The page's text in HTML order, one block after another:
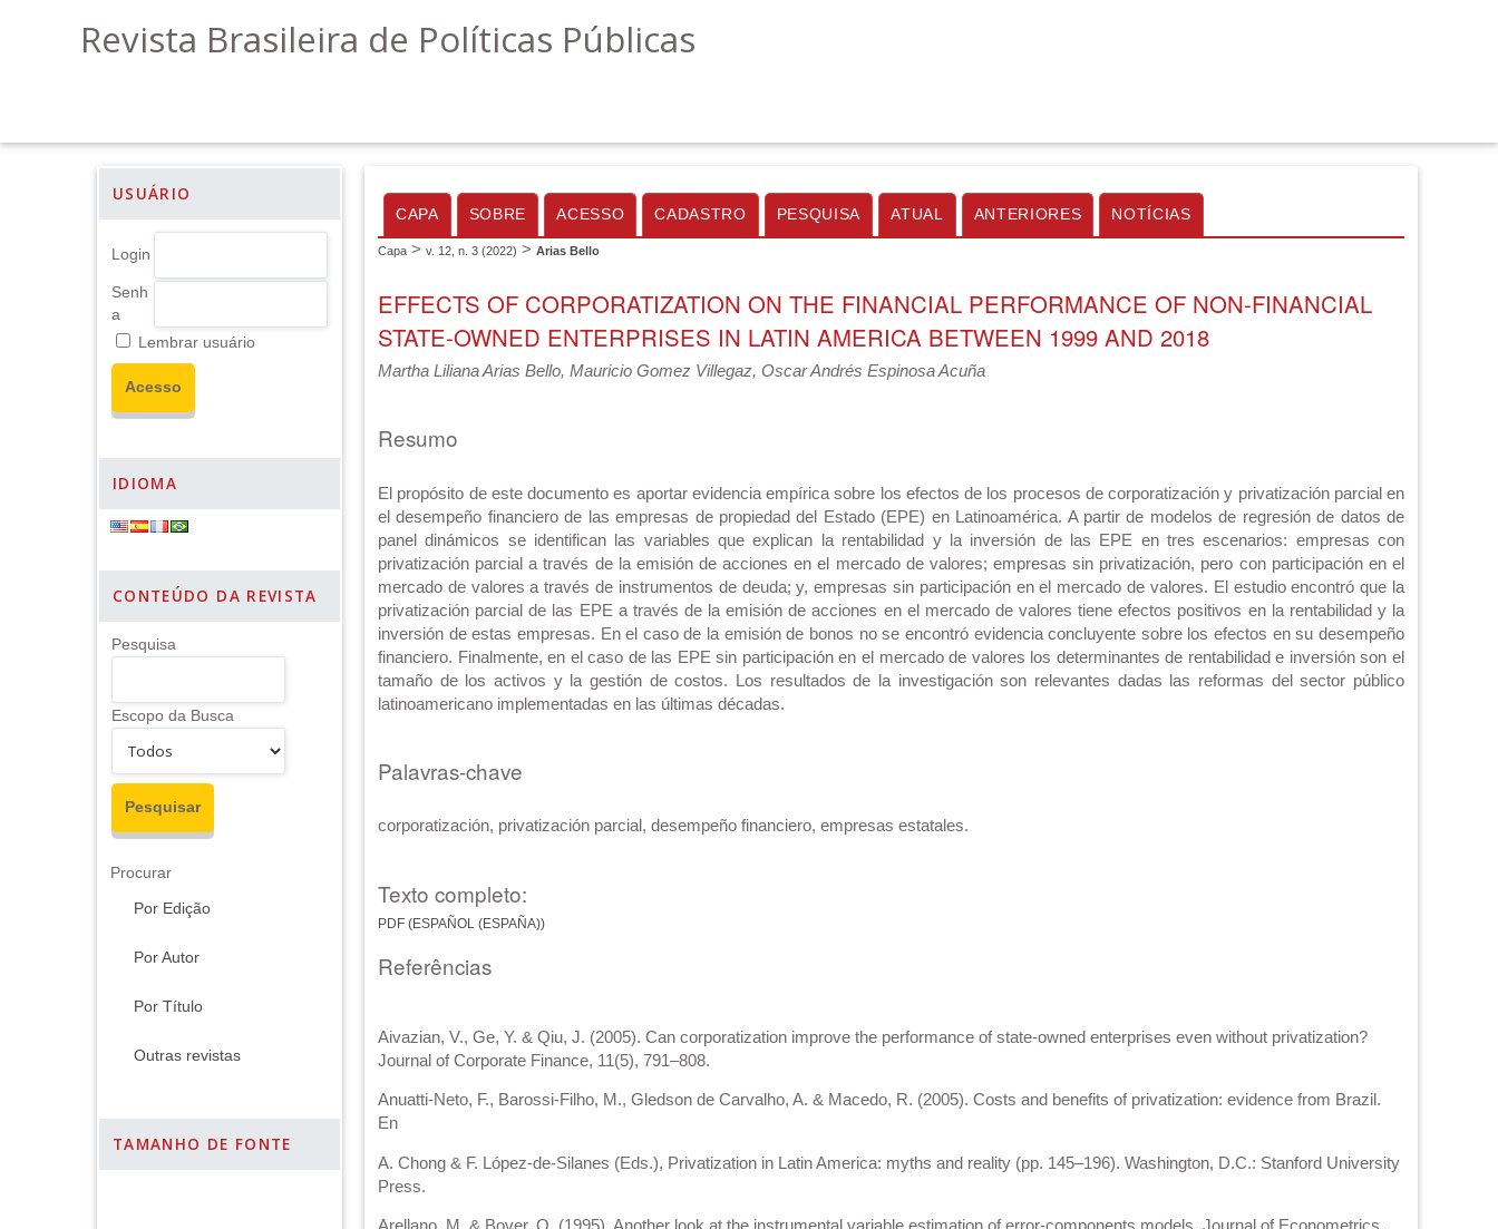
Revista Brasileira de Políticas Públicas
USUÁRIO
Login
Senh
a
Lembrar usuário
IDIOMA
CONTEÚDO DA REVISTA
Pesquisa
Escopo da Busca
Procurar
Por Edição
Por Autor
Por Título
Outras revistas
TAMANHO DE FONTE
CAPA SOBRE ACESSO CADASTRO PESQUISA ATUAL ANTERIORES NOTÍCIAS
Capa > v. 12, n. 3 (2022) > Arias Bello
EFFECTS OF CORPORATIZATION ON THE FINANCIAL PERFORMANCE OF NON-FINANCIAL
STATE-OWNED ENTERPRISES IN LATIN AMERICA BETWEEN 1999 AND 2018
Martha Liliana Arias Bello, Mauricio Gomez Villegaz, Oscar Andrés Espinosa Acuña
Resumo
El propósito de este documento es aportar evidencia empírica sobre los efectos de los procesos de corporatización y privatización parcial en
el desempeño financiero de las empresas de propiedad del Estado (EPE) en Latinoamérica. A partir de modelos de regresión de datos de
panel dinámicos se identifican las variables que explican la rentabilidad y la inversión de las EPE en tres escenarios: empresas con
privatización parcial a través de la emisión de acciones en el mercado de valores; empresas sin privatización, pero con participación en el
mercado de valores a través de instrumentos de deuda; y, empresas sin participación en el mercado de valores. El estudio encontró que la
privatización parcial de las EPE a través de la emisión de acciones en el mercado de valores tiene efectos positivos en la rentabilidad y la
inversión de estas empresas. En el caso de la emisión de bonos no se encontró evidencia concluyente sobre los efectos en su desempeño
financiero. Finalmente, en el caso de las EPE sin participación en el mercado de valores los determinantes de rentabilidad e inversión son el
tamaño de los activos y la gestión de costos. Los resultados de la investigación son relevantes dadas las reformas del sector público
latinoamericano implementadas en las últimas décadas.
Palavras-chave
corporatización, privatización parcial, desempeño financiero, empresas estatales.
Texto completo:
PDF (ESPAÑOL (ESPAÑA))
Referências
Aivazian, V., Ge, Y. & Qiu, J. (2005). Can corporatization improve the performance of state-owned enterprises even without privatization?
Journal of Corporate Finance, 11(5), 791–808.
Anuatti-Neto, F., Barossi-Filho, M., Gledson de Carvalho, A. & Macedo, R. (2005). Costs and benefits of privatization: evidence from Brazil.
En
A. Chong & F. López-de-Silanes (Eds.), Privatization in Latin America: myths and reality (pp. 145–196). Washington, D.C.: Stanford University
Press.